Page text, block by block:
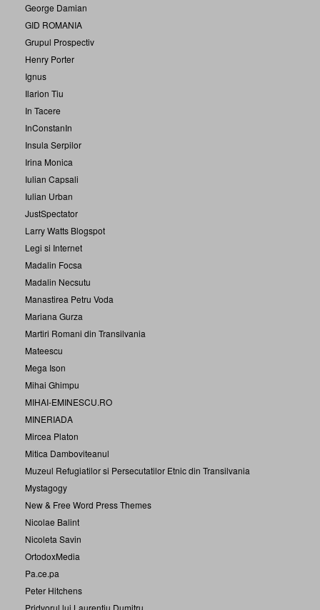
George Damian
GID ROMANIA
Grupul Prospectiv
Henry Porter
Ignus
Ilarion Tiu
In Tacere
InConstanIn
Insula Serpilor
Irina Monica
Iulian Capsali
Iulian Urban
JustSpectator
Larry Watts Blogspot
Legi si Internet
Madalin Focsa
Madalin Necsutu
Manastirea Petru Voda
Mariana Gurza
Martiri Romani din Transilvania
Mateescu
Mega Ison
Mihai Ghimpu
MIHAI-EMINESCU.RO
MINERIADA
Mircea Platon
Mitica Damboviteanul
Muzeul Refugiatilor si Persecutatilor Etnic din Transilvania
Mystagogy
New & Free Word Press Themes
Nicolae Balint
Nicoleta Savin
OrtodoxMedia
Pa.ce.pa
Peter Hitchens
Pridvorul lui Laurentiu Dumitru